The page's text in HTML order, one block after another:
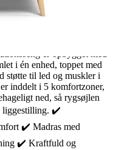
i én enhed, toppet med
støtte til led og muskler i
inddelt i 5 komfortzoner,
ned, så rygsøjlen
liggestilling. ✔️
✔️ Madras med
✔️ Kraftfuld og